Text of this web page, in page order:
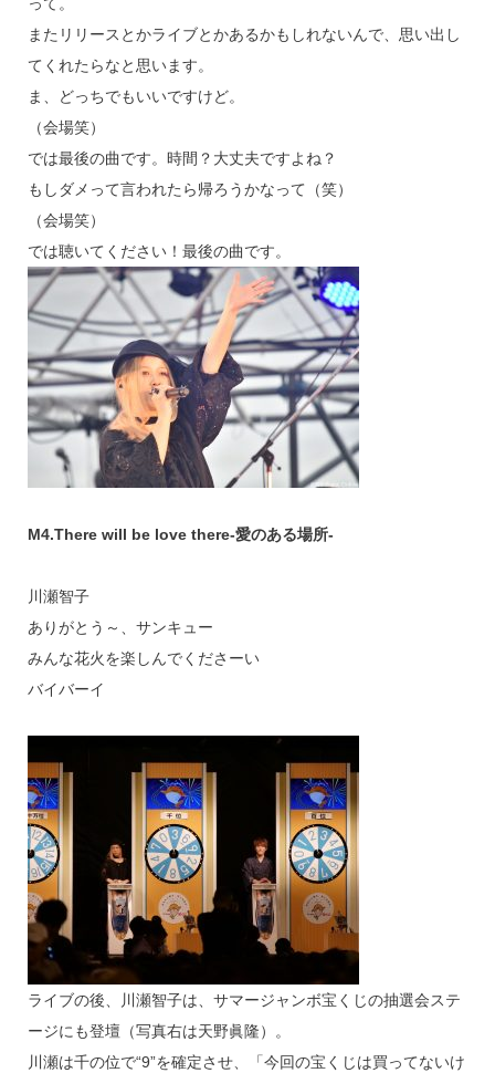
って。
またリリースとかライブとかあるかもしれないんで、思い出し
てくれたらなと思います。
ま、どっちでもいいですけど。
（会場笑）
では最後の曲です。時間？大丈夫ですよね？
もしダメって言われたら帰ろうかなって（笑）
（会場笑）
では聴いてください！最後の曲です。
M4.There will be love there-愛のある場所-
川瀬智子
ありがとう～、サンキュー
みんな花火を楽しんでくださーい
バイバーイ
ライブの後、川瀬智子は、サマージャンボ宝くじの抽選会ステ
ージにも登壇（写真右は天野眞隆）。
川瀬は千の位で“9”を確定させ、「今回の宝くじは買ってないけ